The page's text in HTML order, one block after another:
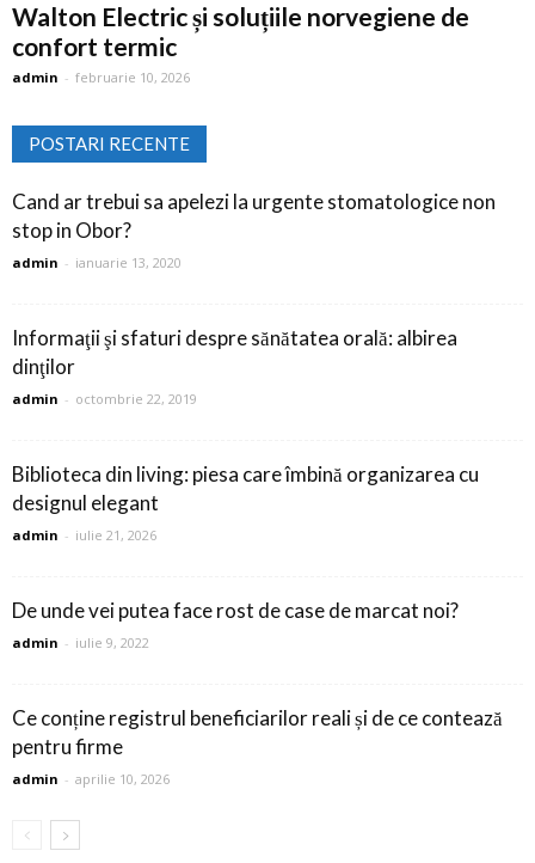
Walton Electric și soluțiile norvegiene de
confort termic
admin - februarie 10, 2026
POSTARI RECENTE
Cand ar trebui sa apelezi la urgente stomatologice non
stop in Obor?
admin - ianuarie 13, 2020
Informaţii şi sfaturi despre sănătatea orală: albirea
dinţilor
admin - octombrie 22, 2019
Biblioteca din living: piesa care îmbină organizarea cu
designul elegant
admin - iulie 21, 2026
De unde vei putea face rost de case de marcat noi?
admin - iulie 9, 2022
Ce conține registrul beneficiarilor reali și de ce contează
pentru firme
admin - aprilie 10, 2026